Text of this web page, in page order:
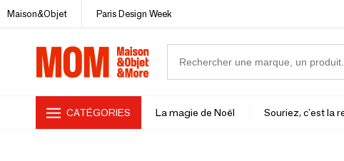
Maison&Objet Paris Design Week
CATÉGORIES La magie de Noël Souriez, c'est la